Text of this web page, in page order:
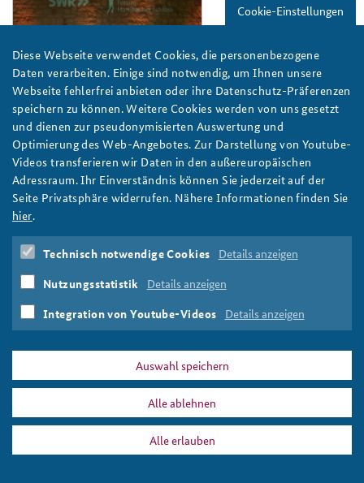
Partners
Young Leaders in Security Policy
Directions
German Forum on Security Policy
Public Events
Further Events
Demokratie-Forum Hambacher Schloss: Warum
Krieg?
Im Demokratie-Forum Hambacher Schloss diskutiert Moderator
Michel Friedman mit der Politikwissenschaftlerin Daniela
Schwarzer, dem Präsidenten der Bundesakademie für
Sicherheitspolitik Ekkehard Brose und dem Linken-
Verteidigungsexperten Tobias Pflüger.
weiter
Hambacher Schloss
,Daniela Schwarzer
DATA PRIVACY IMPRINT
Cookie-Einstellungen
Diese Webseite verwendet Cookies, die personenbezogene
Daten verarbeiten. Einige sind notwendig, um Ihnen unsere
Webseite fehlerfrei anbieten oder ihre Datenschutz-Präferenzen
speichern zu können. Weitere Cookies werden von uns gesetzt
und dienen zur pseudonymisierten Auswertung und
Optimierung des Web-Angebotes. Zur Darstellung von Youtube-
Videos transferieren wir Daten in den außereuropäischen
Adressraum. Ihr Einverständnis können Sie jederzeit auf der
Seite Privatsphäre widerrufen. Nähere Informationen finden Sie
hier.
Technisch notwendige Cookies Details anzeigen
Nutzungsstatistik Details anzeigen
Integration von Youtube-Videos Details anzeigen
Auswahl speichern
Alle ablehnen
Alle erlauben